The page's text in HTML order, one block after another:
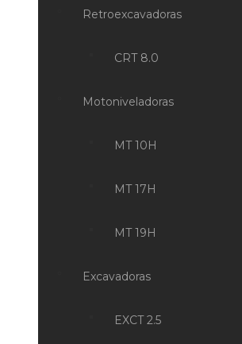
Retroexcavadoras
CRT 8.0
Motoniveladoras
MT 10H
MT 17H
MT 19H
Excavadoras
EXCT 2.5